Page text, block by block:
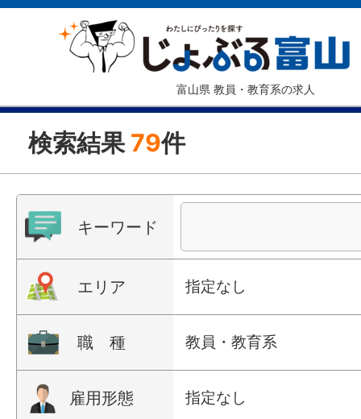
富山県 教員・教育系の求人
検索結果 79件
キーワード
エリア 指定なし
職 種 教員・教育系
雇用形態 指定なし